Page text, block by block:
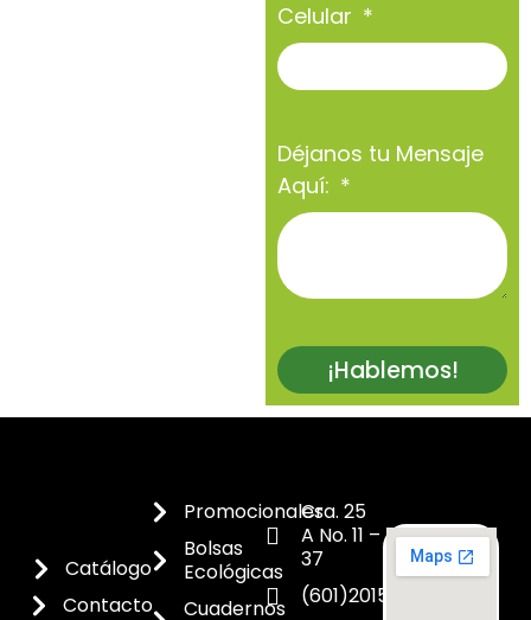
Celular
Déjanos tu Mensaje
Aquí:
¡Hablemos!
Catálogo
Contacto
Promocionales
Bolsas
Ecológicas
Cuadernos
Cra. 25
A No. 11 –
37
(601)2015300